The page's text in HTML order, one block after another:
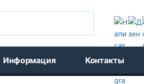
Информация Контакты